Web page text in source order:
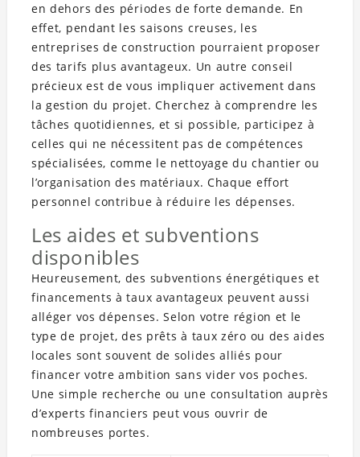
en dehors des périodes de forte demande. En
effet, pendant les saisons creuses, les
entreprises de construction pourraient proposer
des tarifs plus avantageux. Un autre conseil
précieux est de vous impliquer activement dans
la gestion du projet. Cherchez à comprendre les
tâches quotidiennes, et si possible, participez à
celles qui ne nécessitent pas de compétences
spécialisées, comme le nettoyage du chantier ou
l’organisation des matériaux. Chaque effort
personnel contribue à réduire les dépenses.
Les aides et subventions
disponibles
Heureusement, des subventions énergétiques et
financements à taux avantageux peuvent aussi
alléger vos dépenses. Selon votre région et le
type de projet, des prêts à taux zéro ou des aides
locales sont souvent de solides alliés pour
financer votre ambition sans vider vos poches.
Une simple recherche ou une consultation auprès
d’experts financiers peut vous ouvrir de
nombreuses portes.